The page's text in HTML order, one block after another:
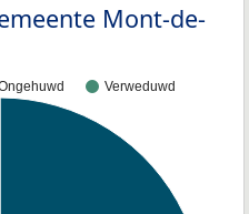
Mont-de-
Verweduwd